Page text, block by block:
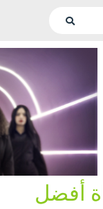
أفضل